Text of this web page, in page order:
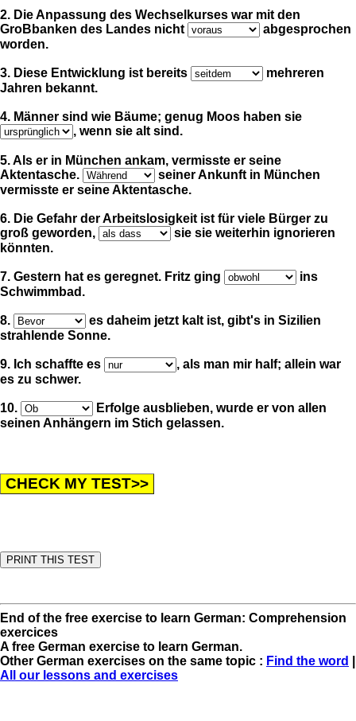
2. Die Anpassung des Wechselkurses war mit den
GroBbanken des Landes nicht
abgesprochen
worden.
3. Diese Entwicklung ist bereits
mehreren
Jahren bekannt.
4. Männer sind wie Bäume; genug Moos haben sie
, wenn sie alt sind.
5. Als er in München ankam, vermisste er seine
Aktentasche.
seiner Ankunft in München
vermisste er seine Aktentasche.
6. Die Gefahr der Arbeitslosigkeit ist für viele Bürger zu
groß geworden,
sie sie weiterhin ignorieren
könnten.
7. Gestern hat es geregnet. Fritz ging
ins
Schwimmbad.
8.
es daheim jetzt kalt ist, gibt's in Sizilien
strahlende Sonne.
9. Ich schaffte es
, als man mir half; allein war
es zu schwer.
10.
Erfolge ausblieben, wurde er von allen
seinen Anhängern im Stich gelassen.
End of the free exercise to learn German: Comprehension
exercices
A free German exercise to learn German.
Other German exercises on the same topic : Find the word
All our lessons and exercises